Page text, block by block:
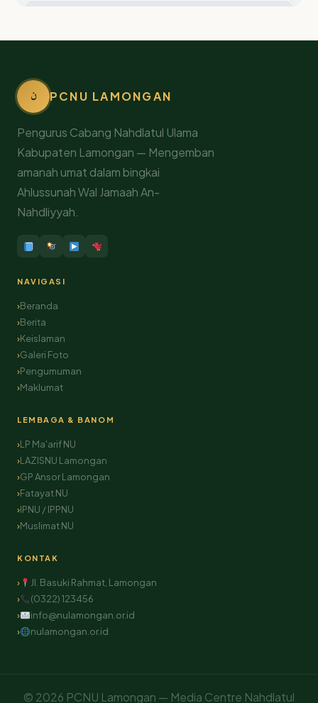
ن PCNU LAMONGAN
Pengurus Cabang Nahdlatul Ulama
Kabupaten Lamongan — Mengemban
amanah umat dalam bingkai
Ahlussunah Wal Jamaah An-
Nahdliyyah.
NAVIGASI
Beranda
Berita
Keislaman
Galeri Foto
Pengumuman
Maklumat
LEMBAGA & BANOM
LP Ma'arif NU
LAZISNU Lamongan
GP Ansor Lamongan
Fatayat NU
IPNU / IPPNU
Muslimat NU
KONTAK
Jl. Basuki Rahmat, Lamongan
(0322) 123456
info@nulamongan.or.id
nulamongan.or.id
© 2026 PCNU Lamongan — Media Centre Nahdlatul